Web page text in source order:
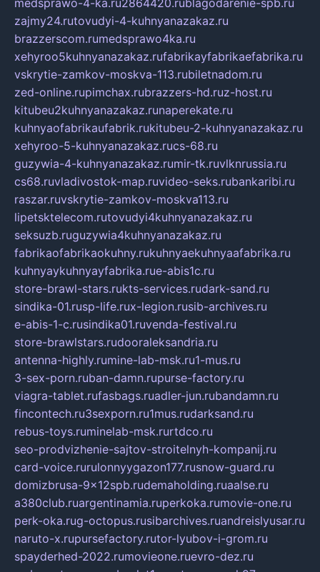
zajmy24.rutovudyi-4-kuhnyanazakaz.ru
brazzerscom.rumedsprawo4ka.ru
xehyroo5kuhnyanazakaz.rufabrikayfabrikaefabrika.ru
vskrytie-zamkov-moskva-113.rubiletnadom.ru
zed-online.rupimchax.rubrazzers-hd.ruz-host.ru
kitubeu2kuhnyanazakaz.runaperekate.ru
kuhnyaofabrikaufabrik.rukitubeu-2-kuhnyanazakaz.ru
xehyroo-5-kuhnyanazakaz.rucs-68.ru
guzywia-4-kuhnyanazakaz.rumir-tk.ruvlknrussia.ru
cs68.ruvladivostok-map.ruvideo-seks.rubankaribi.ru
raszar.ruvskrytie-zamkov-moskva113.ru
lipetsktelecom.rutovudyi4kuhnyanazakaz.ru
seksuzb.ruguzywia4kuhnyanazakaz.ru
fabrikaofabrikaokuhny.rukuhnyaekuhnyaafabrika.ru
kuhnyaykuhnyayfabrika.rue-abis1c.ru
store-brawl-stars.rukts-services.rudark-sand.ru
sindika-01.rusp-life.rux-legion.rusib-archives.ru
e-abis-1-c.rusindika01.ruvenda-festival.ru
store-brawlstars.rudooraleksandria.ru
antenna-highly.rumine-lab-msk.ru1-mus.ru
3-sex-porn.ruban-damn.rupurse-factory.ru
viagra-tablet.rufasbags.ruadler-jun.rubandamn.ru
fincontech.ru3sexporn.ru1mus.rudarksand.ru
rebus-toys.ruminelab-msk.rurtdco.ru
seo-prodvizhenie-sajtov-stroitelnyh-kompanij.ru
card-voice.rurulonnyygazon177.rusnow-guard.ru
domizbrusa-9x12spb.rudemaholding.ruaalse.ru
a380club.ruargentinamia.ruperkoka.rumovie-one.ru
perk-oka.rug-octopus.rusibarchives.ruandreislyusar.ru
naruto-x.rupursefactory.rutor-lyubov-i-grom.ru
spayderhed-2022.rumovieone.ruevro-dez.ru